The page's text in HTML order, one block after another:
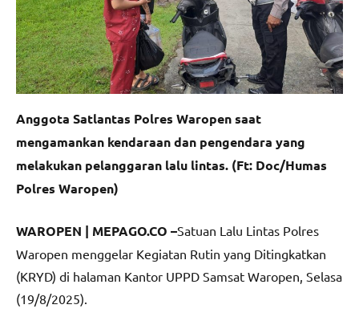
Anggota Satlantas Polres Waropen saat
mengamankan kendaraan dan pengendara yang
melakukan pelanggaran lalu lintas. (Ft: Doc/Humas
Polres Waropen)
WAROPEN | MEPAGO.CO –Satuan Lalu Lintas Polres
Waropen menggelar Kegiatan Rutin yang Ditingkatkan
(KRYD) di halaman Kantor UPPD Samsat Waropen, Selasa
(19/8/2025).